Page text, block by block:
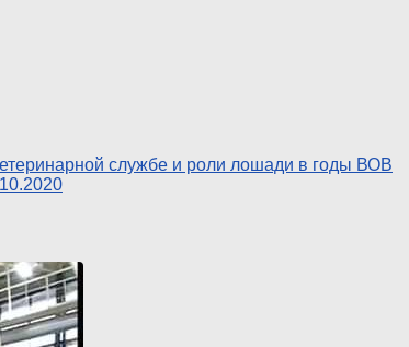
службе и роли лошади в годы ВОВ